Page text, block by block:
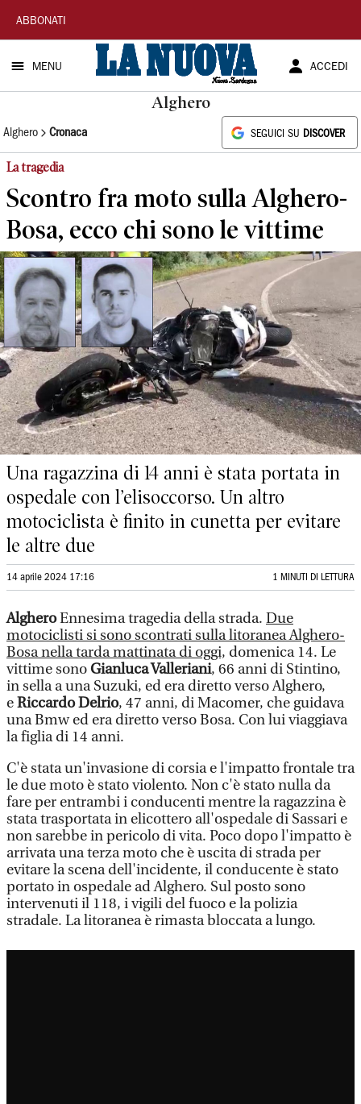
La
Nuova
Sardegna
ABBONATI
MENU ACCEDI
Alghero
Alghero Cronaca SEGUICI SU DISCOVER
La tragedia
Scontro fra moto sulla Alghero-
Bosa, ecco chi sono le vittime
Una ragazzina di 14 anni è stata portata in
ospedale con l’elisoccorso. Un altro
motociclista è finito in cunetta per evitare
le altre due
14 aprile 2024 17:16 1 MINUTI DI LETTURA
AlgheroEnnesima tragedia della strada. Due
motociclisti si sono scontrati sulla litoranea Alghero-
Bosa nella tarda mattinata di oggi, domenica 14. Le
vittime sonoGianluca Valleriani, 66 anni di Stintino,
in sella a una Suzuki, ed era diretto verso Alghero,
eRiccardo Delrio, 47 anni, di Macomer, che guidava
una Bmw ed era diretto verso Bosa. Con lui viaggiava
la figlia di 14 anni.
C'è stata un'invasione di corsia e l'impatto frontale tra
le due moto è stato violento. Non c'è stato nulla da
fare per entrambi i conducenti mentre la ragazzina è
stata trasportata in elicottero all'ospedale di Sassari e
non sarebbe in pericolo di vita. Poco dopo l'impatto è
arrivata una terza moto che è uscita di strada per
evitare la scena dell'incidente, il conducente è stato
portato in ospedale ad Alghero. Sul posto sono
intervenuti il 118, i vigili del fuoco e la polizia
stradale. La litoranea è rimasta bloccata a lungo.